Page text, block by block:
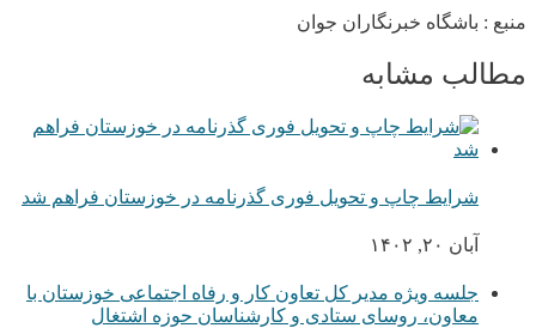
منبع : باشگاه خبرنگاران جوان
مطالب مشابه
شرایط چاپ و تحویل فوری گذرنامه در خوزستان فراهم شد
آبان ۲۰, ۱۴۰۲
جلسه ویژه مدیر کل تعاون کار و رفاه اجتماعی خوزستان با
معاون، روسای ستادی و کارشناسان حوزه اشتغال